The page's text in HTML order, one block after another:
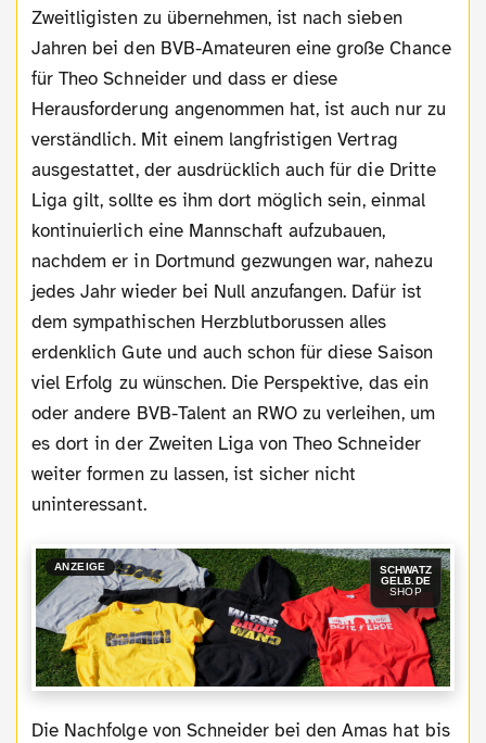
Zweitligisten zu übernehmen, ist nach sieben
Jahren bei den BVB-Amateuren eine große Chance
für Theo Schneider und dass er diese
Herausforderung angenommen hat, ist auch nur zu
verständlich. Mit einem langfristigen Vertrag
ausgestattet, der ausdrücklich auch für die Dritte
Liga gilt, sollte es ihm dort möglich sein, einmal
kontinuierlich eine Mannschaft aufzubauen,
nachdem er in Dortmund gezwungen war, nahezu
jedes Jahr wieder bei Null anzufangen. Dafür ist
dem sympathischen Herzblutborussen alles
erdenklich Gute und auch schon für diese Saison
viel Erfolg zu wünschen. Die Perspektive, das ein
oder andere BVB-Talent an RWO zu verleihen, um
es dort in der Zweiten Liga von Theo Schneider
weiter formen zu lassen, ist sicher nicht
uninteressant.
ANZEIGE
SCHWATZ
GELB.DE
SHOP
Die Nachfolge von Schneider bei den Amas hat bis